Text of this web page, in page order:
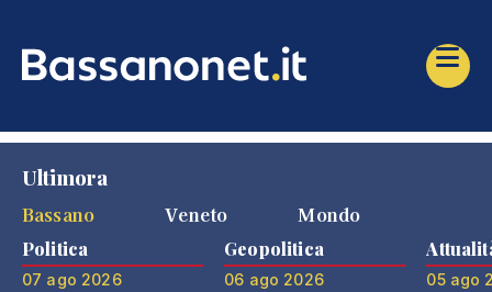
Ultimora
Bassano
Veneto Mondo
Politica
07 ago 2026
Geopolitica
06 ago 2026 05 ago